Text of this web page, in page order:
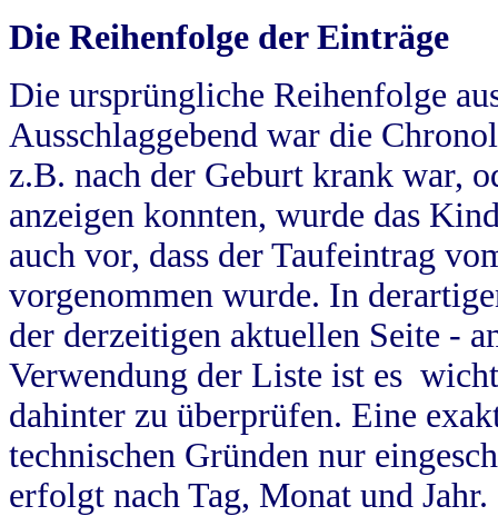
Die Reihenfolge der Einträge
Die ursprüngliche Reihenfolge
Ausschlaggebend war die
z.B. nach der Geburt krank war,
anzeigen konnten, wurde das
auch vor, dass der Taufeintrag
vorgenommen wurde. In
der derzeitigen aktuellen Seite -
Verwendung der Liste ist es
dahinter zu überprüfen. Eine
technischen Gründen nur
erfolgt nach Tag, Monat und Jahr.